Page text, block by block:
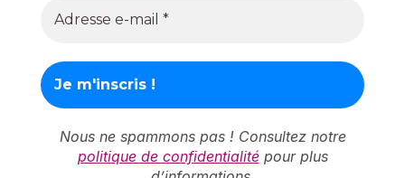
Nous ne spammons pas ! Consultez notre
politique de confidentialitépour plus